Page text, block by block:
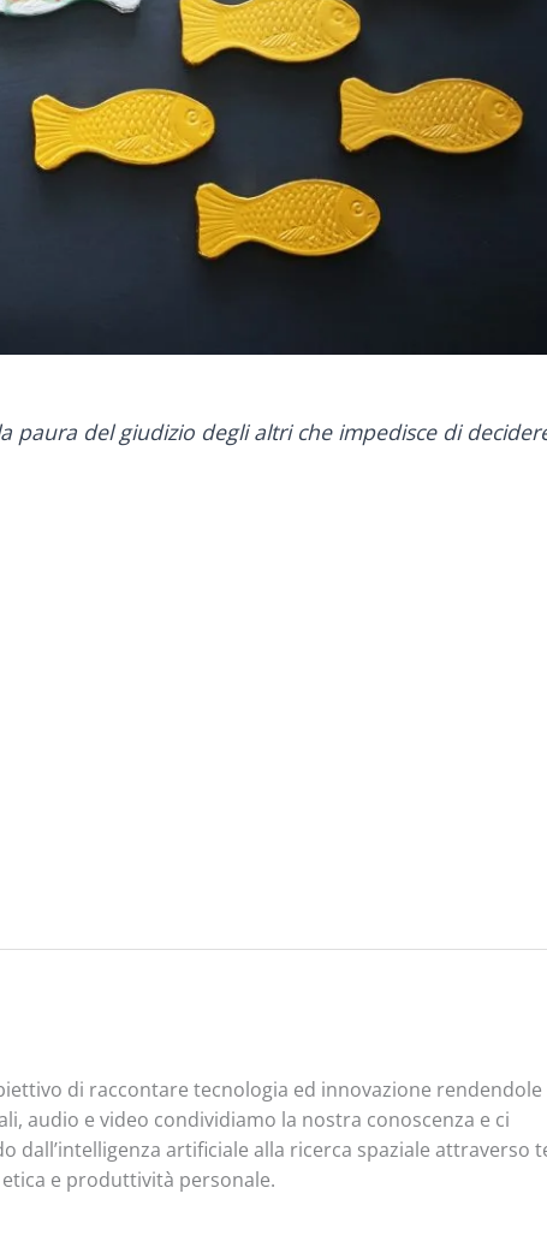
paura del giudizio degli altri che impedisce di
di raccontare tecnologia ed innovazione rendendole
audio e video condividiamo la nostra conoscenza e ci
dall’intelligenza artificiale alla ricerca spaziale attraverso
e produttività personale.